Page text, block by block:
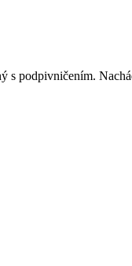
podpivničením.